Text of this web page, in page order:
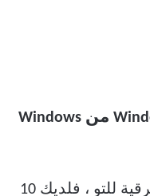
س1: كيف أعود إلى Windows 11 من Windows
إذا كنت قد قمت بالترقية للتو ، فلديك 10